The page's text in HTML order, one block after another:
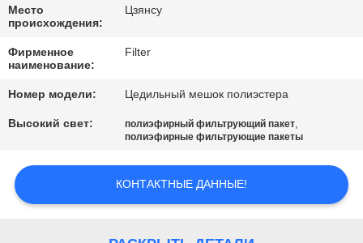
СВЯЖИТЕСЬ
МЫ
НОВОСТИ
СПРОСИТЕ
ЦИТАТУ
Место
происхождения:
Цзянсу
Фирменное
наименование:
Filter
Номер модели: Цедильный мешок полиэстера
Высокий свет: полиэфирный фильтрующий пакет,
полиэфирные фильтрующие пакеты
КОНТАКТНЫЕ ДАННЫЕ!